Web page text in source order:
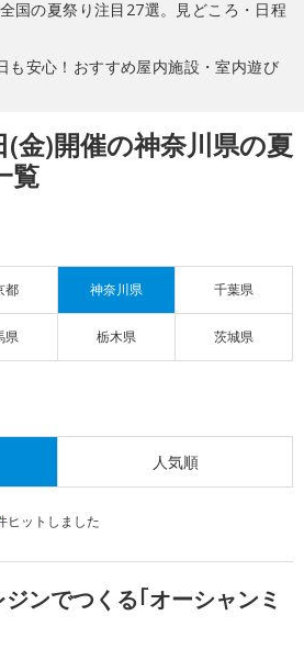
国の夏祭り注目27選。見どころ・日程
も安心！おすすめ屋内施設・室内遊び
金)開催の神奈川県の夏
覧
都 神奈川県 千葉県
県 栃木県 茨城県
人気順
ヒットしました
ンでつくる｢オーシャンミ